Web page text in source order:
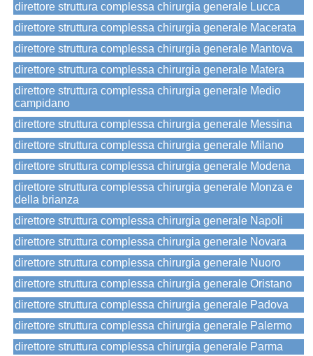
direttore struttura complessa chirurgia generale Lucca
direttore struttura complessa chirurgia generale Macerata
direttore struttura complessa chirurgia generale Mantova
direttore struttura complessa chirurgia generale Matera
direttore struttura complessa chirurgia generale Medio
campidano
direttore struttura complessa chirurgia generale Messina
direttore struttura complessa chirurgia generale Milano
direttore struttura complessa chirurgia generale Modena
direttore struttura complessa chirurgia generale Monza e
della brianza
direttore struttura complessa chirurgia generale Napoli
direttore struttura complessa chirurgia generale Novara
direttore struttura complessa chirurgia generale Nuoro
direttore struttura complessa chirurgia generale Oristano
direttore struttura complessa chirurgia generale Padova
direttore struttura complessa chirurgia generale Palermo
direttore struttura complessa chirurgia generale Parma